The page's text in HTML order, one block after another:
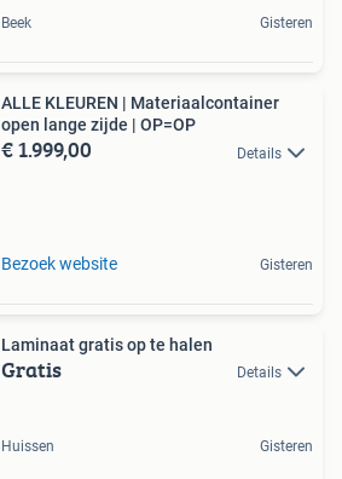
Beek Gisteren
ALLE KLEUREN | Materiaalcontainer
open lange zijde | OP=OP
€ 1.999,00 Details
Bezoek website Gisteren
Laminaat gratis op te halen
Gratis Details
Huissen Gisteren